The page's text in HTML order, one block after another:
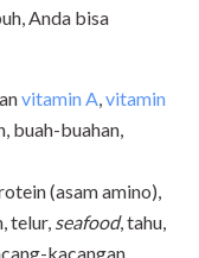
Anda bisa
vitamin A,vitamin
buah-buahan,
(asam amino),
telur, seafood, tahu,
kacangan.